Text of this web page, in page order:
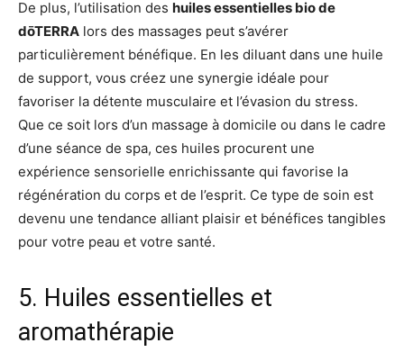
De plus, l’utilisation des huiles essentielles bio de
dōTERRA lors des massages peut s’avérer
particulièrement bénéfique. En les diluant dans une huile
de support, vous créez une synergie idéale pour
favoriser la détente musculaire et l’évasion du stress.
Que ce soit lors d’un massage à domicile ou dans le cadre
d’une séance de spa, ces huiles procurent une
expérience sensorielle enrichissante qui favorise la
régénération du corps et de l’esprit. Ce type de soin est
devenu une tendance alliant plaisir et bénéfices tangibles
pour votre peau et votre santé.
5. Huiles essentielles et
aromathérapie